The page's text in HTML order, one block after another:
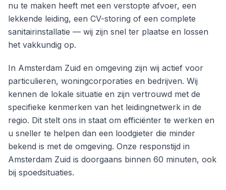
nu te maken heeft met een verstopte afvoer, een
lekkende leiding, een CV-storing of een complete
sanitairinstallatie — wij zijn snel ter plaatse en lossen
het vakkundig op.
In Amsterdam Zuid en omgeving zijn wij actief voor
particulieren, woningcorporaties en bedrijven. Wij
kennen de lokale situatie en zijn vertrouwd met de
specifieke kenmerken van het leidingnetwerk in de
regio. Dit stelt ons in staat om efficiënter te werken en
u sneller te helpen dan een loodgieter die minder
bekend is met de omgeving. Onze responstijd in
Amsterdam Zuid is doorgaans binnen 60 minuten, ook
bij spoedsituaties.